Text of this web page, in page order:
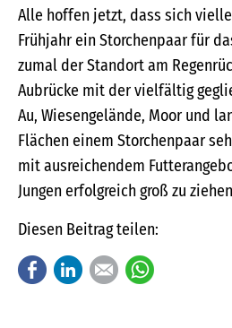
Alle hoffen jetzt, dass sich
Frühjahr ein Storchenpaar für
zumal der Standort am
Aubrücke mit der vielfältig
Au, Wiesengelände, Moor und
Flächen einem Storchenpaar
mit ausreichendem
Jungen erfolgreich groß zu
Diesen Beitrag teilen:
FacebookLinkedInE-mail